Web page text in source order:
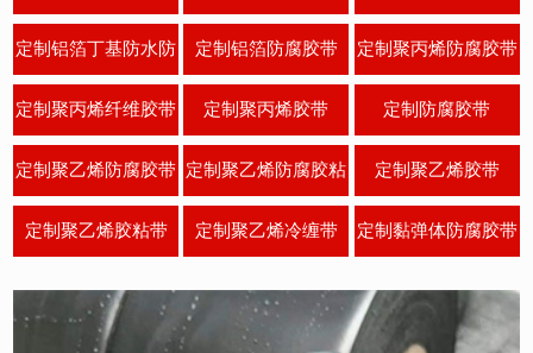
防腐胶带
定制铝箔丁基防水防
腐
定制铝箔防腐胶带 定制聚丙烯防腐胶带
定制聚丙烯纤维胶带 定制聚丙烯胶带 定制防腐胶带
定制聚乙烯防腐胶带 定制聚乙烯防腐胶粘
带
定制聚乙烯胶带
定制聚乙烯胶粘带 定制聚乙烯冷缠带 定制黏弹体防腐胶带